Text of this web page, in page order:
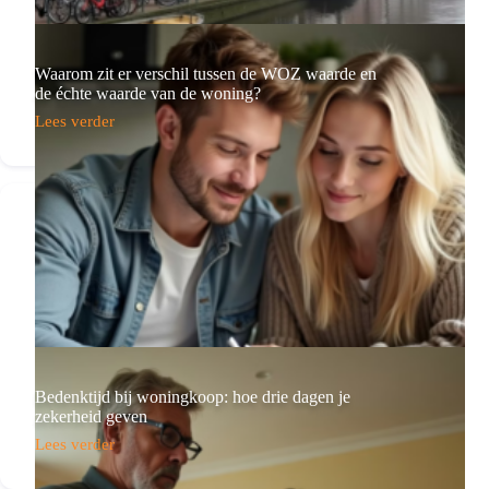
Waarom zit er verschil tussen de WOZ waarde en
de échte waarde van de woning?
Lees verder
Waarom
verschil
tussen
de
WOZ
waarde
en
échte
waarde
van
woning?
Bedenktijd bij woningkoop: hoe drie dagen je
zekerheid geven
Lees verder
Bedenktijd
bij